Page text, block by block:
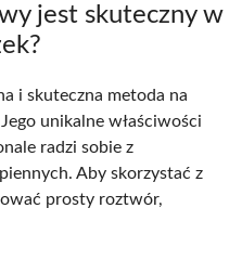
jest skuteczny w
i skuteczna metoda na
Jego unikalne właściwości
radzi sobie z
Aby skorzystać z
prosty roztwór,